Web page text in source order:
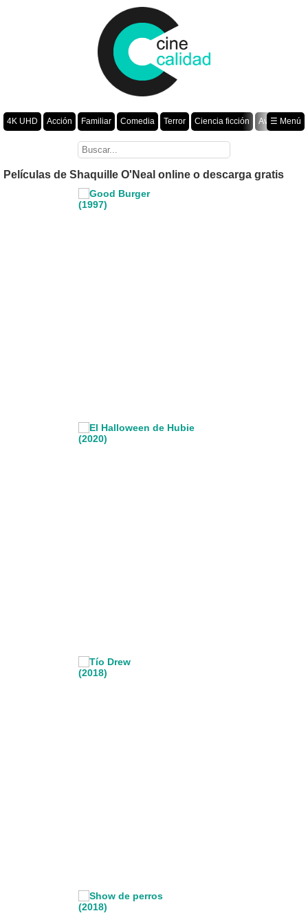
4K UHD Acción Familiar Comedia Terror Ciencia ficción
Aventura
Romance Fantasía Drama Animación Crimen
☰ Menú
Películas de Shaquille O'Neal online o descarga gratis